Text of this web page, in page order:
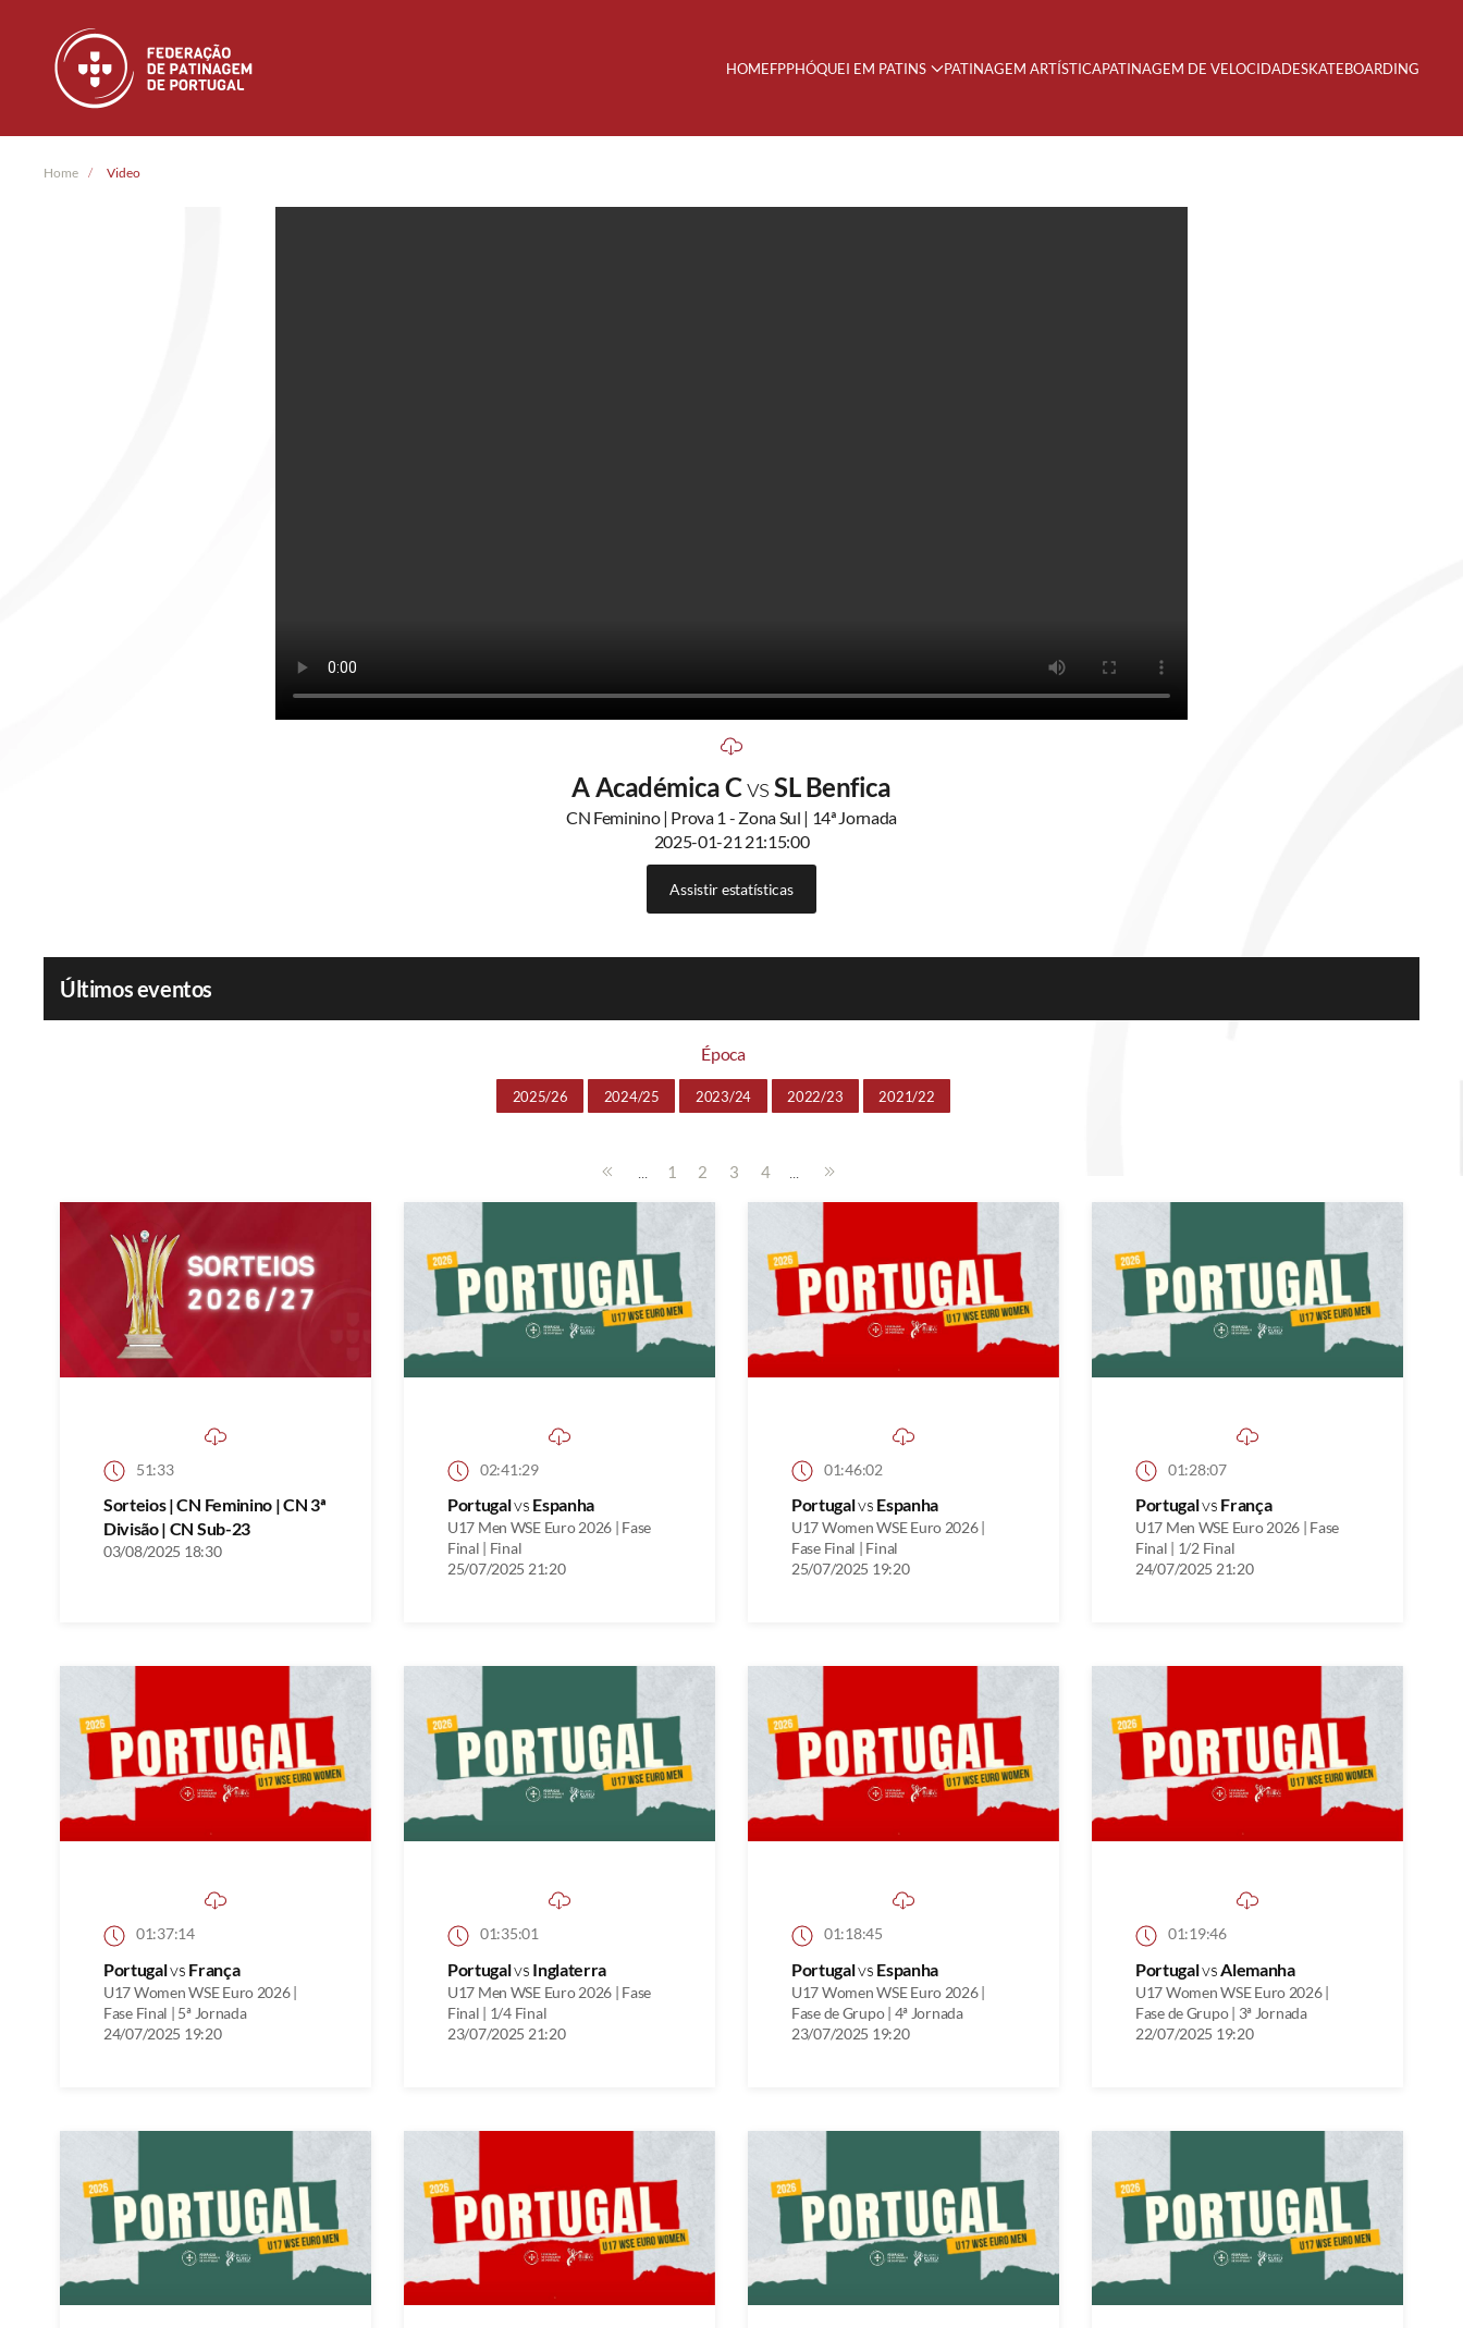
Skip to main content HOMEFPPHÓQUEI EM PATINS PATINAGEM ARTÍSTICAPATINAGEM DE VELOCIDADESKATEBOARDING
Home Video
A Académica CvsSL Benfica
CN Feminino | Prova 1 - Zona Sul | 14ª Jornada
2025-01-21 21:15:00
Assistir estatísticas
Últimos eventos
Época
2025/26 2024/25 2023/24 2022/23 2021/22
... 1 2 3 4 ...
51:33
Sorteios | CN Feminino | CN 3ª
Divisão | CN Sub-23
03/08/2025 18:30
02:41:29
Portugalvs Espanha
U17 Men WSE Euro 2026 | Fase
Final | Final
25/07/2025 21:20
01:46:02
Portugalvs Espanha
U17 Women WSE Euro 2026 |
Fase Final | Final
25/07/2025 19:20
01:28:07
Portugalvs França
U17 Men WSE Euro 2026 | Fase
Final | 1/2 Final
24/07/2025 21:20
01:37:14
Portugalvs França
U17 Women WSE Euro 2026 |
Fase Final | 5ª Jornada
24/07/2025 19:20
01:35:01
Portugalvs Inglaterra
U17 Men WSE Euro 2026 | Fase
Final | 1/4 Final
23/07/2025 21:20
01:18:45
Portugalvs Espanha
U17 Women WSE Euro 2026 |
Fase de Grupo | 4ª Jornada
23/07/2025 19:20
01:19:46
PortugalvsAlemanha
U17 Women WSE Euro 2026 |
Fase de Grupo | 3ª Jornada
22/07/2025 19:20